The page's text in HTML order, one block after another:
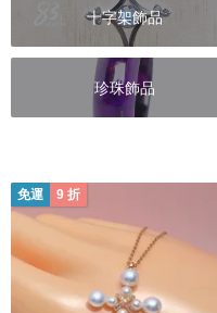
十字架飾品
珍珠飾品
免運 9 折